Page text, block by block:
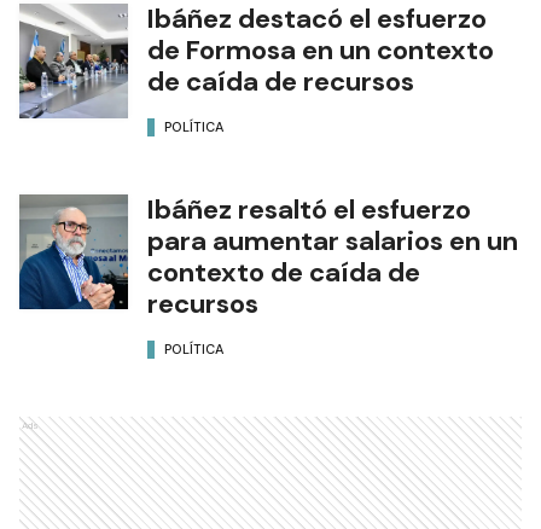
Ibáñez destacó el esfuerzo
de Formosa en un contexto
de caída de recursos
POLÍTICA
Ibáñez resaltó el esfuerzo
para aumentar salarios en un
contexto de caída de
recursos
POLÍTICA
Ads